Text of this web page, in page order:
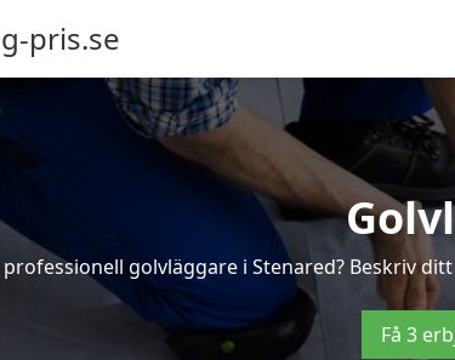
pris.se
golvläggare i Stenared? Beskriv
Få 3